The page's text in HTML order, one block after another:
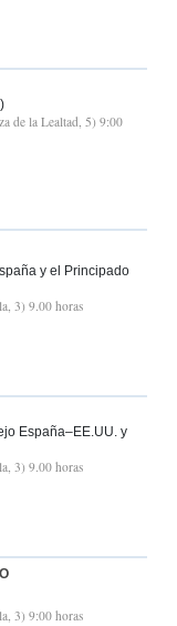
de la Lealtad, 5) 9:00
y el Principado
3) 9.00 horas
España–EE.UU. y
3) 9.00 horas
3) 9:00 horas